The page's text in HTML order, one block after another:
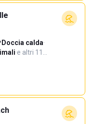
Doccia calda·
·e altri 11…